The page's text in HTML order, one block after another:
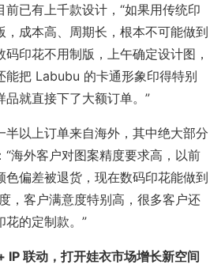
已有上千款设计，“如果用传统印
，成本高、周期长，根本不可能做到
印花不用制版，上午确定设计图，
能把 Labubu 的卡通形象印得特别
就直接下了大额订单。”
半以上订单来自海外，其中绝大部分
“海外客户对图案精度要求高，以前
色偏差被退货，现在数码印花能做到
，客户满意度特别高，很多客户还
花的定制款。”
IP 联动，打开娃衣市场增长新空间